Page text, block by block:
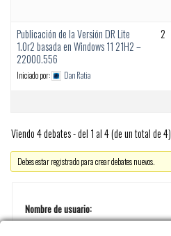
Publicación de la Versión DR Lite
1.0r2 basada en Windows 11 21H2 –
22000.556
Iniciado por: Dan Ratia
2
Viendo 4 debates - del 1 al 4 (de un total de 4)
Debes estar registrado para crear debates nuevos.
Nombre de usuario: